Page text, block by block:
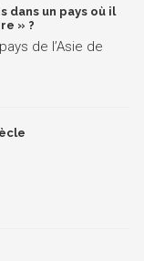
dans un pays où il
» ?
de l’Asie de